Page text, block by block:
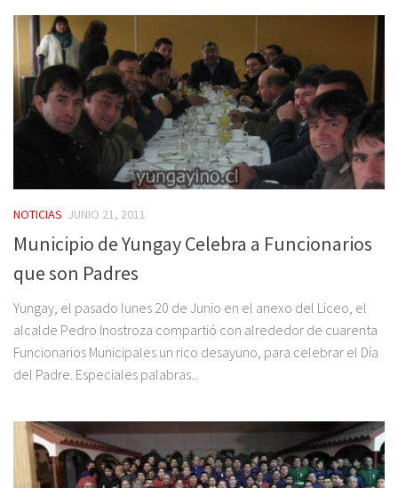
NOTICIAS JUNIO 21, 2011
Municipio de Yungay Celebra a Funcionarios
que son Padres
Yungay, el pasado lunes 20 de Junio en el anexo del Liceo, el
alcalde Pedro Inostroza compartió con alrededor de cuarenta
Funcionarios Municipales un rico desayuno, para celebrar el Día
del Padre. Especiales palabras...